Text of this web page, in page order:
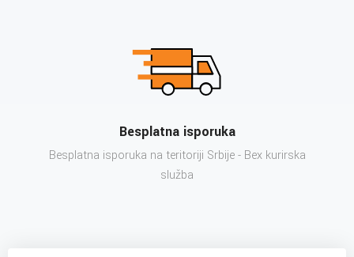
Besplatna isporuka
Besplatna isporuka na teritoriji Srbije - Bex kurirska
služba